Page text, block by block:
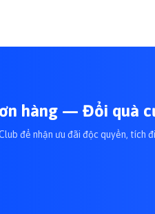
hàng — Đổi quà
để nhận ưu đãi độc quyền, tích